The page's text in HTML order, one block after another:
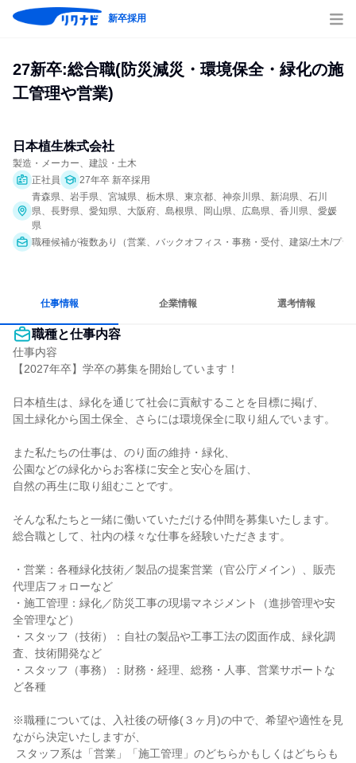
新卒採用
27新卒:総合職(防災減災・環境保全・緑化の施
工管理や営業)
日本植生株式会社
製造・メーカー、建設・土木
正社員
27年卒 新卒採用
青森県、岩手県、宮城県、栃木県、東京都、神奈川県、新潟県、石川
県、長野県、愛知県、大阪府、島根県、岡山県、広島県、香川県、愛媛
県
職種候補が複数あり（営業、バックオフィス・事務・受付、建築/土木/プラ
仕事情報 企業情報 選考情報
職種と仕事内容
仕事内容
【2027年卒】学卒の募集を開始しています！
日本植生は、緑化を通じて社会に貢献することを目標に掲げ、
国土緑化から国土保全、さらには環境保全に取り組んでいます。
また私たちの仕事は、のり面の維持・緑化、
公園などの緑化からお客様に安全と安心を届け、
自然の再生に取り組むことです。
そんな私たちと一緒に働いていただける仲間を募集いたします。
総合職として、社内の様々な仕事を経験いただきます。
・営業：各種緑化技術／製品の提案営業（官公庁メイン）、販売
代理店フォローなど
・施工管理：緑化／防災工事の現場マネジメント（進捗管理や安
全管理など）
・スタッフ（技術）：自社の製品や工事工法の図面作成、緑化調
査、技術開発など
・スタッフ（事務）：財務・経理、総務・人事、営業サポートな
ど各種
※職種については、入社後の研修(３ヶ月)の中で、希望や適性を見
ながら決定いたしますが、